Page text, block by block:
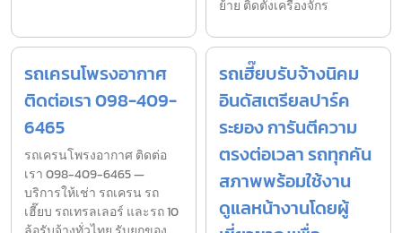
ย้าย ติดตั้งเครื่องจักร
รถเครนโพรงอากาศ
ติดต่อเรา 098-409-
6465
รถเครนโพรงอากาศ ติดต่อ
เรา 098-409-6465 —
บริการให้เช่า รถเครน รถ
เฮี๊ยบ รถเทรลเลอร์ และรถ 10
รถเฮี๊ยบรับจ้างนิคม
อินดัสเตรียลปาร์ค
ระยอง การันตีความ
ตรงต่อเวลา รถทุกคัน
สภาพพร้อมใช้งาน
ดูแลหน้างานโดยผู้